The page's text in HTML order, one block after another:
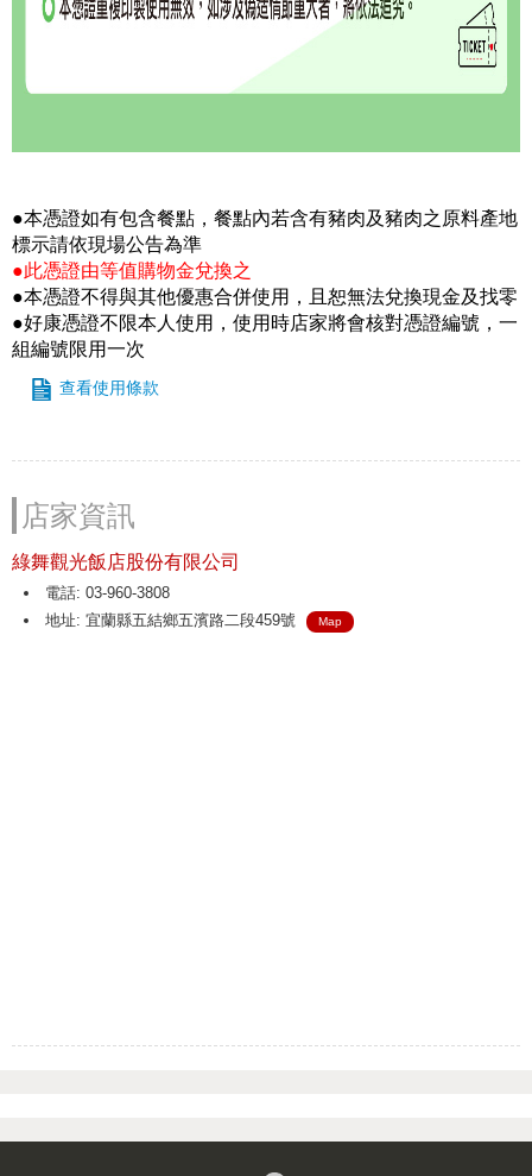
●本憑證如有包含餐點，餐點內若含有豬肉及豬肉之原料產地
標示請依現場公告為準
●此憑證由等值購物金兌換之
●本憑證不得與其他優惠合併使用，且恕無法兌換現金及找零
●好康憑證不限本人使用，使用時店家將會核對憑證編號，一
組編號限用一次
查看使用條款
店家資訊
綠舞觀光飯店股份有限公司
電話: 03-960-3808
地址: 宜蘭縣五結鄉五濱路二段459號
Map